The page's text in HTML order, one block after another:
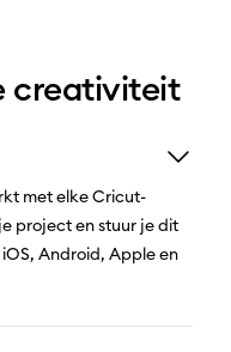
creativiteit
met elke Cricut-
project en stuur je dit
Android, Apple en